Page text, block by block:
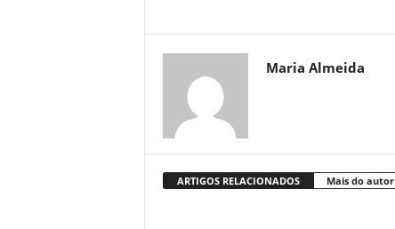
Maria Almeida
ARTIGOS RELACIONADOS Mais do autor